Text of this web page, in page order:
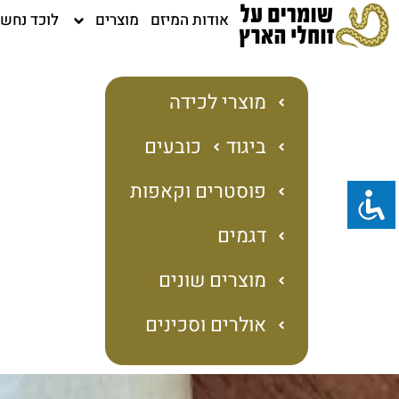
דילוג
לתוכן
אודות המיזם מוצרים לוכד
מוצרי לכידה
ביגוד
כובעים
פוסטרים וקאפות
דגמים
מוצרים שונים
אולרים וסכינים